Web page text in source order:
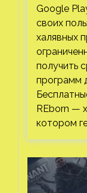
Google
своих
халявных
получить
программ
REborn —
котором